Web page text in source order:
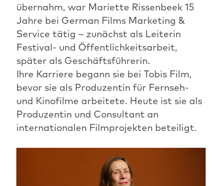
übernahm, war Mariette Rissenbeek 15
Jahre bei German Films Marketing &
Service tätig – zunächst als Leiterin
Festival- und Öffentlichkeitsarbeit,
später als Geschäftsführerin.
Ihre Karriere begann sie bei Tobis Film,
bevor sie als Produzentin für Fernseh-
und Kinofilme arbeitete. Heute ist sie als
Produzentin und Consultant an
internationalen Filmprojekten beteiligt.